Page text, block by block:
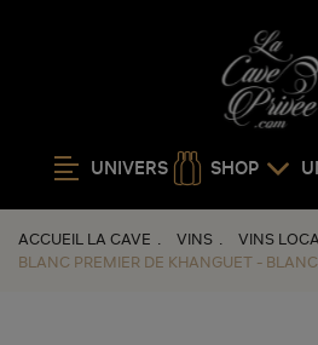
UNIVERS SHOP
ACCUEIL LA CAVE VINS
VINS
BLANC PREMIER DE KHANGUET -